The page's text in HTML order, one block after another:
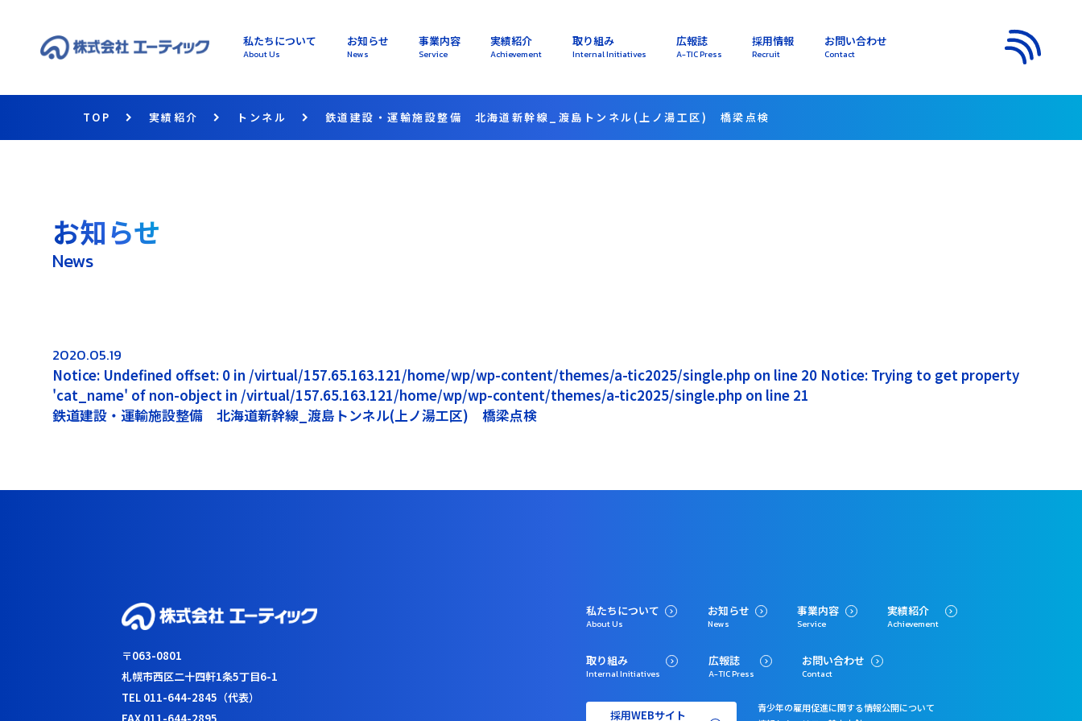
私たちについて
About Us
お知らせ
News
事業内容
Service
実績紹介
Achievement
取り組み
Internal Initiatives
広報誌
A-TIC Press
採用情報
Recruit
お問い合わせ
Contact
TOP 実績紹介 トンネル 鉄道建設・運輸施設整備 北海道新幹線_渡島トンネル(上ノ湯工区) 橋梁点検
お知らせ
News
2020.05.19
Notice: Undefined offset: 0 in /virtual/157.65.163.121/home/wp/wp-content/themes/a-tic2025/single.php on line 20 Notice: Trying to get property
'cat_name' of non-object in /virtual/157.65.163.121/home/wp/wp-content/themes/a-tic2025/single.php on line 21
鉄道建設・運輸施設整備 北海道新幹線_渡島トンネル(上ノ湯工区) 橋梁点検
私たちについて
About Us
お知らせ
News
事業内容
Service
実績紹介
Achievement
取り組み
Internal Initiatives
広報誌
A-TIC Press
お問い合わせ
Contact
採用WEBサイト
青少年の雇用促進に関する情報公開について
〒063-0801
札幌市西区二十四軒1条5丁目6-1
TEL 011-644-2845（代表）